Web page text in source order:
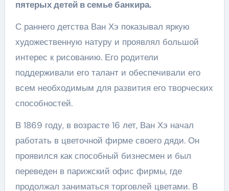
пятерых детей в семье банкира.
С раннего детства Ван Хэ показывал яркую
художественную натуру и проявлял большой
интерес к рисованию. Его родители
поддерживали его талант и обеспечивали его
всем необходимым для развития его творческих
способностей.
В 1869 году, в возрасте 16 лет, Ван Хэ начал
работать в цветочной фирме своего дяди. Он
проявился как способный бизнесмен и был
переведен в парижский офис фирмы, где
продолжал заниматься торговлей цветами. В